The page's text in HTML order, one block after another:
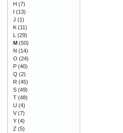
H (7)
I (13)
J (1)
K (11)
L (29)
M (50)
N (14)
O (24)
P (40)
Q (2)
R (45)
S (49)
T (48)
U (4)
V (7)
Y (4)
Z (5)